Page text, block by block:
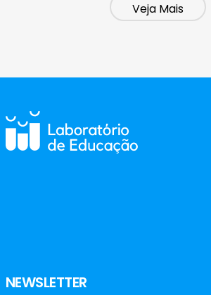
Veja Mais
NEWSLETTER